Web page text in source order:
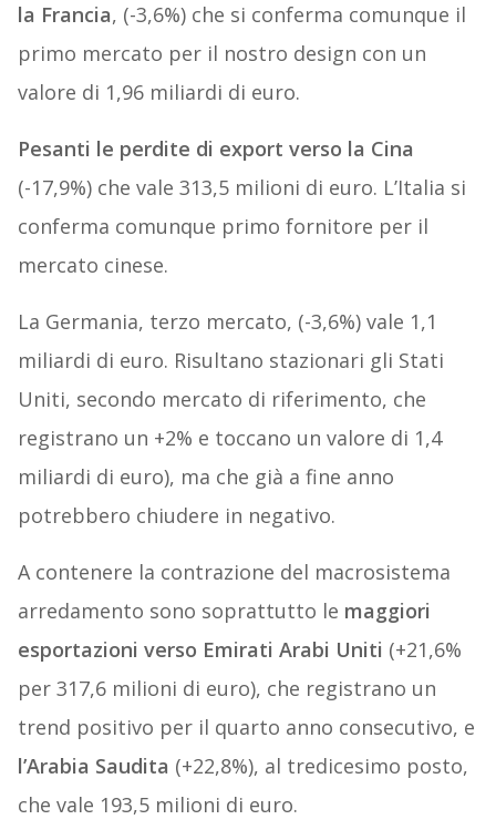
la Francia, (-3,6%) che si conferma comunque il
primo mercato per il nostro design con un
valore di 1,96 miliardi di euro.
Pesanti le perdite di export verso la Cina
(-17,9%) che vale 313,5 milioni di euro. L’Italia si
conferma comunque primo fornitore per il
mercato cinese.
La Germania, terzo mercato, (-3,6%) vale 1,1
miliardi di euro. Risultano stazionari gli Stati
Uniti, secondo mercato di riferimento, che
registrano un +2% e toccano un valore di 1,4
miliardi di euro), ma che già a fine anno
potrebbero chiudere in negativo.
A contenere la contrazione del macrosistema
arredamento sono soprattutto le maggiori
esportazioni verso Emirati Arabi Uniti (+21,6%
per 317,6 milioni di euro), che registrano un
trend positivo per il quarto anno consecutivo, e
l’Arabia Saudita (+22,8%), al tredicesimo posto,
che vale 193,5 milioni di euro.